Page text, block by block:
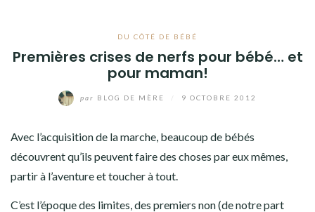
DU CÔTÉ DE BÉBÉ
Premières crises de nerfs pour bébé… et
pour maman!
par BLOG DE MÈRE 9 OCTOBRE 2012
Avec l’acquisition de la marche, beaucoup de bébés
découvrent qu’ils peuvent faire des choses par eux mêmes,
partir à l’aventure et toucher à tout.
C’est l’époque des limites, des premiers non (de notre part